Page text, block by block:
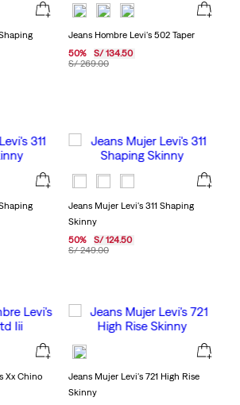
Jeans Hombre Levi's 502 Taper
S/ 269.00
50% S/ 134.50
Jeans Mujer Levi's 311 Shaping
Skinny
S/ 249.00
50% S/ 124.50
Xx Chino
Jeans Mujer Levi's 721 High Rise
Skinny